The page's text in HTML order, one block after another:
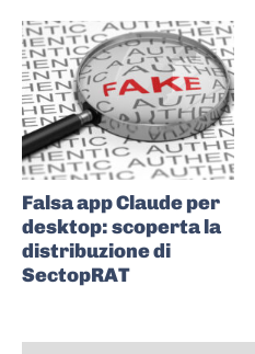
Falsa app Claude per
desktop: scoperta la
distribuzione di
SectopRAT